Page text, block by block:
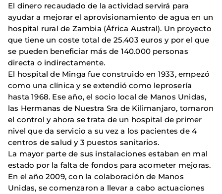
El dinero recaudado de la actividad servirá para
ayudar a mejorar el aprovisionamiento de agua en un
hospital rural de Zambia (África Austral). Un proyecto
que tiene un coste total de 25.403 euros y por el que
se pueden beneficiar más de 140.000 personas
directa o indirectamente.
El hospital de Minga fue construido en 1933, empezó
como una clínica y se extendió como leprosería
hasta 1968. Ese año, el socio local de Manos Unidas,
las Hermanas de Nuestra Sra de Kilimanjaro, tomaron
el control y ahora se trata de un hospital de primer
nivel que da servicio a su vez a los pacientes de 4
centros de salud y 3 puestos sanitarios.
La mayor parte de sus instalaciones estaban en mal
estado por la falta de fondos para acometer mejoras.
En el año 2009, con la colaboración de Manos
Unidas, se comenzaron a llevar a cabo actuaciones